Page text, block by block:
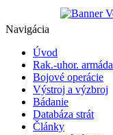
Navigácia
Úvod
Rak.-uhor. armáda
Bojové operácie
Výstroj a výzbroj
Bádanie
Databáza strát
Články